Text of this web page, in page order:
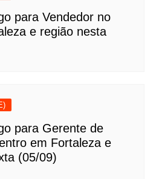
para Vendedor no
e região nesta
para Gerente de
em Fortaleza e
(05/09)